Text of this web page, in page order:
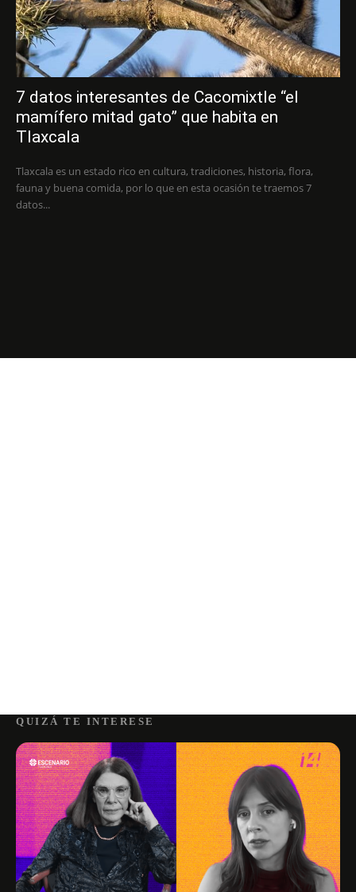
7 datos interesantes de Cacomixtle “el
mamífero mitad gato” que habita en
Tlaxcala
Tlaxcala es un estado rico en cultura, tradiciones, historia, flora,
fauna y buena comida, por lo que en esta ocasión te traemos 7
datos...
QUIZÁ TE INTERESE